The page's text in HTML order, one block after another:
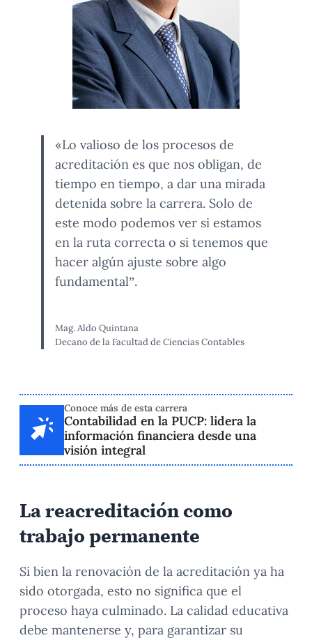
«Lo valioso de los procesos de
acreditación es que nos obligan, de
tiempo en tiempo, a dar una mirada
detenida sobre la carrera. Solo de
este modo podemos ver si estamos
en la ruta correcta o si tenemos que
hacer algún ajuste sobre algo
fundamental”.
Mag. Aldo Quintana
Decano de la Facultad de Ciencias Contables
Conoce más de esta carrera
Contabilidad en la PUCP: lidera la
información financiera desde una
visión integral
La reacreditación como
trabajo permanente
Si bien la renovación de la acreditación ya ha
sido otorgada, esto no significa que el
proceso haya culminado. La calidad educativa
debe mantenerse y, para garantizar su